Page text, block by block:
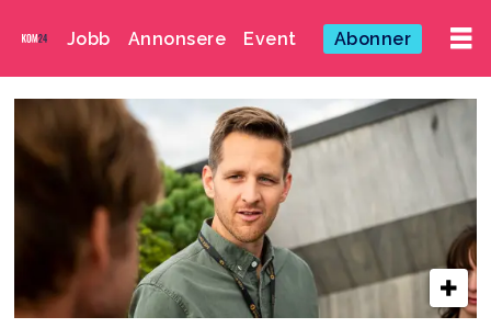
Jobb Annonsere Event Abonner
Emne: